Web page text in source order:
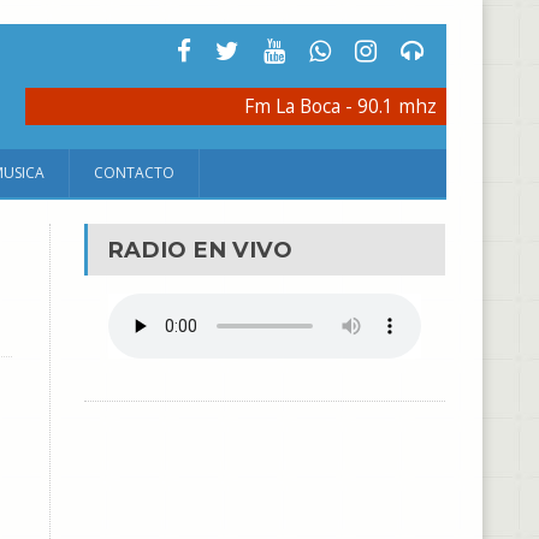
Fm La Boca - 90.1 mhz
CONTACTO
RADIO EN VIVO